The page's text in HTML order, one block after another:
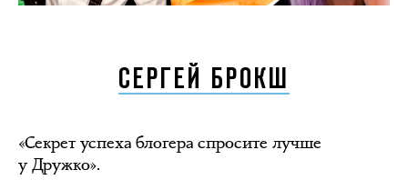
СЕРГЕЙ БРОКШ
«Секрет успеха блогера спросите лучше
у Дружко».